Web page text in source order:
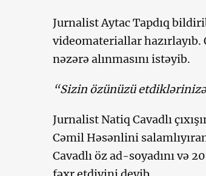
Jurnalist Aytac Tapdıq
videomateriallar hazırlayıb.
nəzərə alınmasını istəyib.
“Sizin özünüzü
Jurnalist Natiq Cavadlı
Cəmil Həsənlini
Cavadlı öz ad-soyadını və